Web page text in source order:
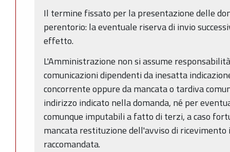
Il termine fissato per la presentazione delle
perentorio: la eventuale riserva di invio
effetto.
L'Amministrazione non si assume
comunicazioni dipendenti da inesatta
concorrente oppure da mancata o tardiva
indirizzo indicato nella domanda, né per
comunque imputabili a fatto di terzi, a caso
mancata restituzione dell'avviso di ricevimento
raccomandata.